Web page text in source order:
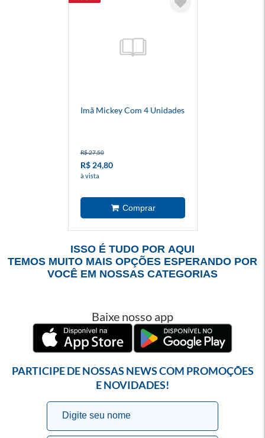
Imã Mickey Com 4 Unidades
R$ 27,50
R$ 24,80
à vista
ISSO É TUDO POR AQUI
TEMOS MUITO MAIS OPÇÕES ESPERANDO POR
VOCÊ EM NOSSAS CATEGORIAS
Baixe nosso app
PARTICIPE DE NOSSAS NEWS COM PROMOÇÕES
E NOVIDADES!